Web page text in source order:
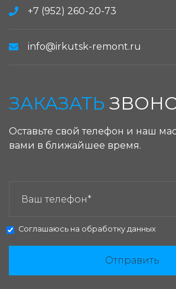
+7 (952) 260-20-73
info@irkutsk-remont.ru
ЗАКАЗАТЬ
Оставьте свой телефон и наш
вами в ближайшее время.
Соглашаюсь на обработку данных
Отправить